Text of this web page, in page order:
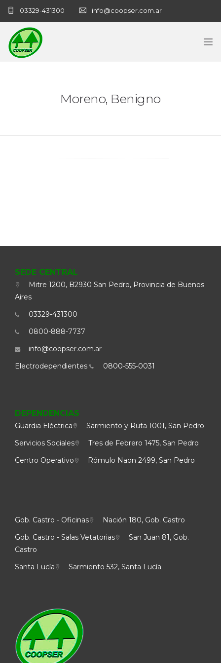
03329-431300 info@coopser.com.ar
COOPERATIVAMoreno, Benigno
SEDE CENTRAL
Mitre 1200, B2930 San Pedro, Provincia de Buenos
Aires
03329-431300
0800-888-7737
info@coopser.com.ar
Electrodependientes
0800-555-0031
DEPENDENCIAS
Guardia Eléctrica
Sarmiento y Ruta 1001, San Pedro
Servicios Sociales
Tres de Febrero 1475, San Pedro
Centro Operativo
Rómulo Naon 2499, San Pedro
Gob. Castro - Oficinas
Nación 180, Gob. Castro
Gob. Castro - Salas Vetatorias
San Juan 81, Gob.
Castro
Santa Lucía
Sarmiento 532, Santa Lucía